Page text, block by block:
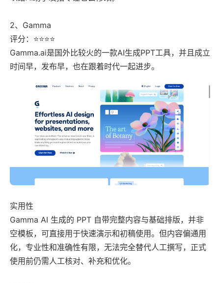
2、Gamma
评分：⭐⭐⭐⭐
Gamma.ai是国外比较火的一款AI生成PPT工具，并且成立
时间早，发布早，也在跟着时代一起进步。
实用性
Gamma AI 生成的 PPT 自带完整内容与基础排版，并非
空模板，可直接用于快速演示和初稿使用。但内容偏通用
化，专业性和准确性有限，无法完全替代人工撰写，正式
使用前仍需人工核对、补充和优化。